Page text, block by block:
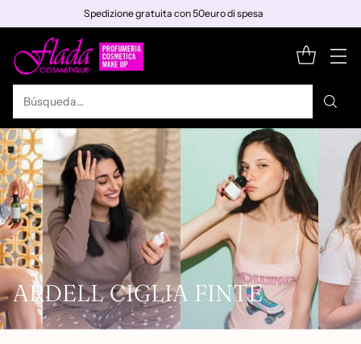
Spedizione gratuita con 50euro di spesa
Búsqueda…
ARDELL CIGLIA FINTE